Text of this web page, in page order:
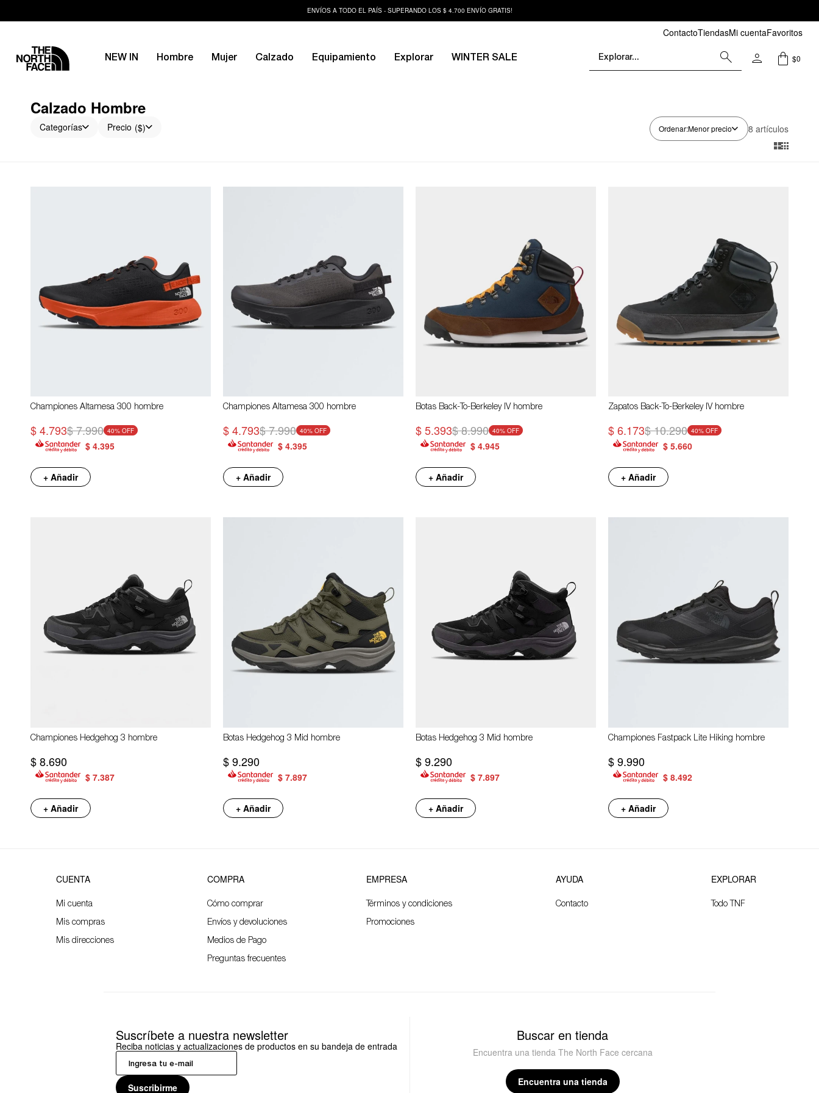
ENVÍOS A TODO EL PAÍS - SUPERANDO LOS $ 4.700 ENVÍO GRATIS!
ContactoTiendasMi cuentaFavoritos
NEW IN Hombre Mujer Calzado Equipamiento Explorar WINTER SALE $0
Calzado Hombre
Categorías Precio ($) Menor precio 8 artículos

Championes Altamesa 300 hombre
$4.793$7.990 40
$ 4.395
+ Añadir
Championes Altamesa 300 hombre
$4.793$7.990 40
$ 4.395
+ Añadir
Botas Back-To-Berkeley IV hombre
$5.393$8.990 40
$ 4.945
+ Añadir
Zapatos Back-To-Berkeley IV hombre
$6.173$10.290 40
$ 5.660
+ Añadir
Championes Hedgehog 3 hombre
$8.690
$ 7.387
+ Añadir
Botas Hedgehog 3 Mid hombre
$9.290
$ 7.897
+ Añadir
Botas Hedgehog 3 Mid hombre
$9.290
$ 7.897
+ Añadir
Championes Fastpack Lite Hiking hombre
$9.990
$ 8.492
+ Añadir
CUENTA
Mi cuenta
Mis compras
Mis direcciones
COMPRA
Cómo comprar
Envíos y devoluciones
Medios de Pago
Preguntas frecuentes
EMPRESA
Términos y condiciones
Promociones
AYUDA
Contacto
EXPLORAR
Todo TNF
Suscríbete a nuestra newsletter
Reciba noticias y actualizaciones de productos en su bandeja de entrada
Suscribirme
Buscar en tienda
Encuentra una tienda The North Face cercana
Encuentra una tienda